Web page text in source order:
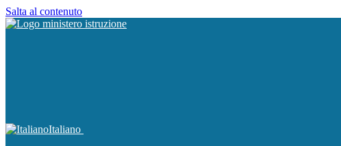
Salta al contenuto
Italiano